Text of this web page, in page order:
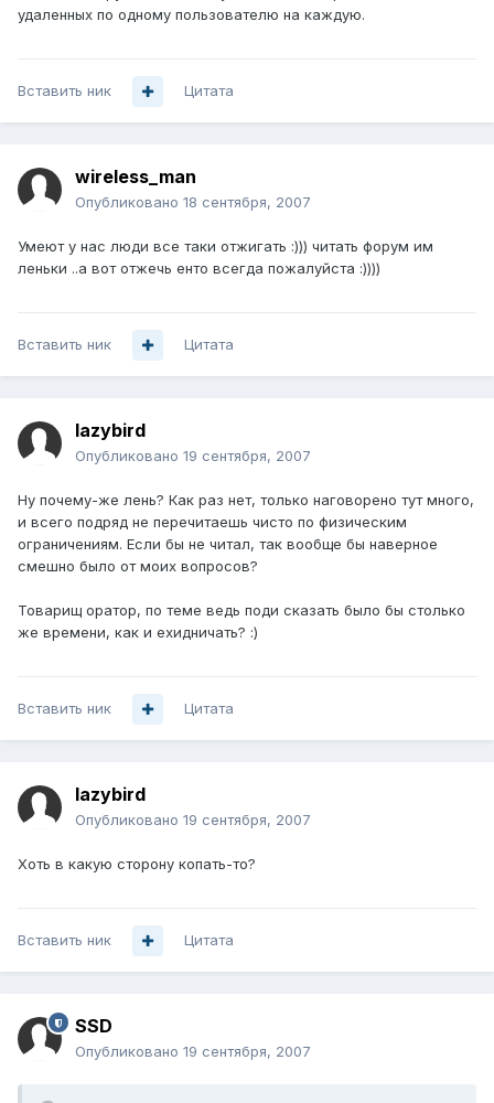
удаленных по одному пользователю на каждую.
Вставить ник Цитата
wireless_man
Опубликовано 18 сентября, 2007
Умеют у нас люди все таки отжигать :))) читать форум им
леньки ..а вот отжечь енто всегда пожалуйста :))))
Вставить ник Цитата
lazybird
Опубликовано 19 сентября, 2007
Ну почему-же лень? Как раз нет, только наговорено тут много,
и всего подряд не перечитаешь чисто по физическим
ограничениям. Если бы не читал, так вообще бы наверное
смешно было от моих вопросов?
Товарищ оратор, по теме ведь поди сказать было бы столько
же времени, как и ехидничать? :)
Вставить ник Цитата
lazybird
Опубликовано 19 сентября, 2007
Хоть в какую сторону копать-то?
Вставить ник Цитата
SSD
Опубликовано 19 сентября, 2007